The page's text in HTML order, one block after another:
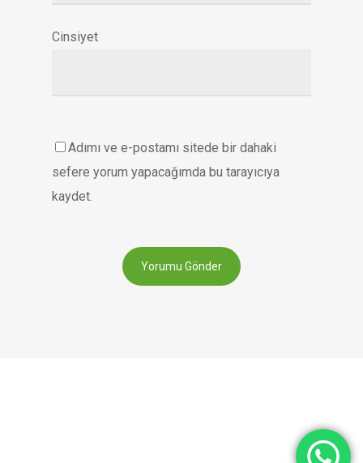
Cinsiyet
Adımı ve e-postamı sitede bir dahaki
sefere yorum yapacağımda bu tarayıcıya
kaydet.